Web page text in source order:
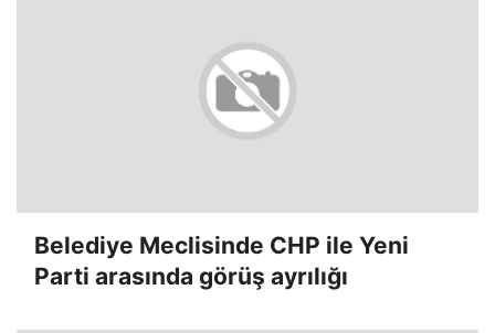
Belediye Meclisinde CHP ile Yeni
Parti arasında görüş ayrılığı